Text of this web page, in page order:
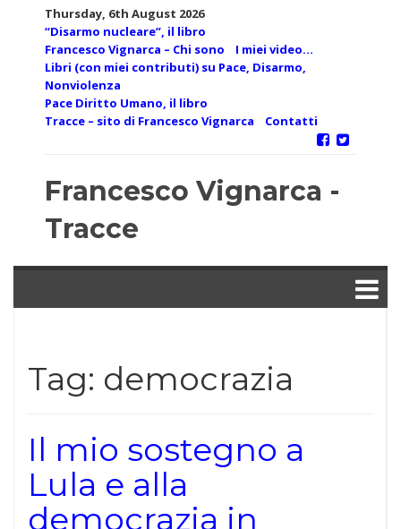
Thursday, 6th August 2026
“Disarmo nucleare”, il libro
Francesco Vignarca – Chi sono
I miei video…
Libri (con miei contributi) su Pace, Disarmo,
Nonviolenza
Pace Diritto Umano, il libro
Tracce – sito di Francesco Vignarca
Contatti
Francesco Vignarca -
Tracce
Tag: democrazia
Il mio sostegno a
Lula e alla
democrazia in